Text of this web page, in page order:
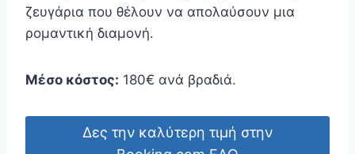
ζευγάρια που θέλουν να απολαύσουν μια
ρομαντική διαμονή.
Μέσο κόστος: 180€ ανά βραδιά.
Δες την καλύτερη τιμή στην